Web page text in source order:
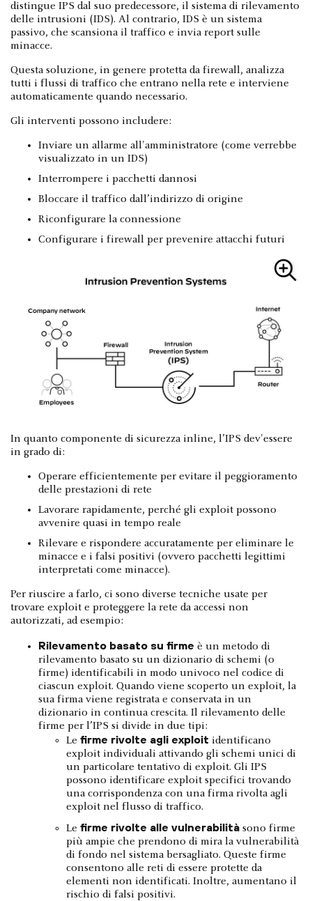
distingue IPS dal suo predecessore, il sistema di rilevamento
delle intrusioni (IDS). Al contrario, IDS è un sistema
passivo, che scansiona il traffico e invia report sulle
minacce.
Questa soluzione, in genere protetta da firewall, analizza
tutti i flussi di traffico che entrano nella rete e interviene
automaticamente quando necessario.
Gli interventi possono includere:
Inviare un allarme all'amministratore (come verrebbe
visualizzato in un IDS)
Interrompere i pacchetti dannosi
Bloccare il traffico dall’indirizzo di origine
Riconfigurare la connessione
Configurare i firewall per prevenire attacchi futuri
In quanto componente di sicurezza inline, l’IPS dev'essere
in grado di:
Operare efficientemente per evitare il peggioramento
delle prestazioni di rete
Lavorare rapidamente, perché gli exploit possono
avvenire quasi in tempo reale
Rilevare e rispondere accuratamente per eliminare le
minacce e i falsi positivi (ovvero pacchetti legittimi
interpretati come minacce).
Per riuscire a farlo, ci sono diverse tecniche usate per
trovare exploit e proteggere la rete da accessi non
autorizzati, ad esempio:
Rilevamento basato su firme è un metodo di
rilevamento basato su un dizionario di schemi (o
firme) identificabili in modo univoco nel codice di
ciascun exploit. Quando viene scoperto un exploit, la
sua firma viene registrata e conservata in un
dizionario in continua crescita. Il rilevamento delle
firme per l’IPS si divide in due tipi:
Le firme rivolte agli exploit identificano
exploit individuali attivando gli schemi unici di
un particolare tentativo di exploit. Gli IPS
possono identificare exploit specifici trovando
una corrispondenza con una firma rivolta agli
exploit nel flusso di traffico.
Le firme rivolte alle vulnerabilità sono firme
più ampie che prendono di mira la vulnerabilità
di fondo nel sistema bersagliato. Queste firme
consentono alle reti di essere protette da
elementi non identificati. Inoltre, aumentano il
rischio di falsi positivi.